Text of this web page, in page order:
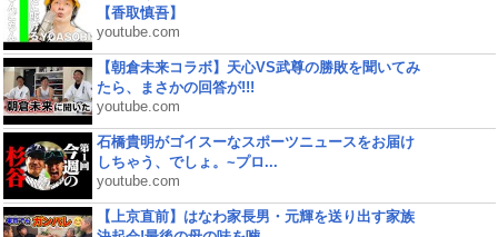
【香取慎吾】
youtube.com
【朝倉未来コラボ】天心VS武尊の勝敗を聞いてみ
たら、まさかの回答が!!!
youtube.com
石橋貴明がゴイスーなスポーツニュースをお届け
しちゃう、でしょ。~プロ...
youtube.com
【上京直前】はなわ家長男・元輝を送り出す家族